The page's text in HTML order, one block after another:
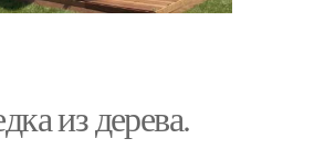
из дерева.